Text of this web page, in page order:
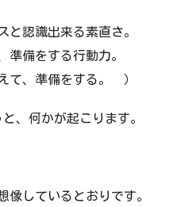
と認識出来る素直さ。
準備をする行動力。
て、準備をする。 ）
、何かが起こります。
像しているとおりです。